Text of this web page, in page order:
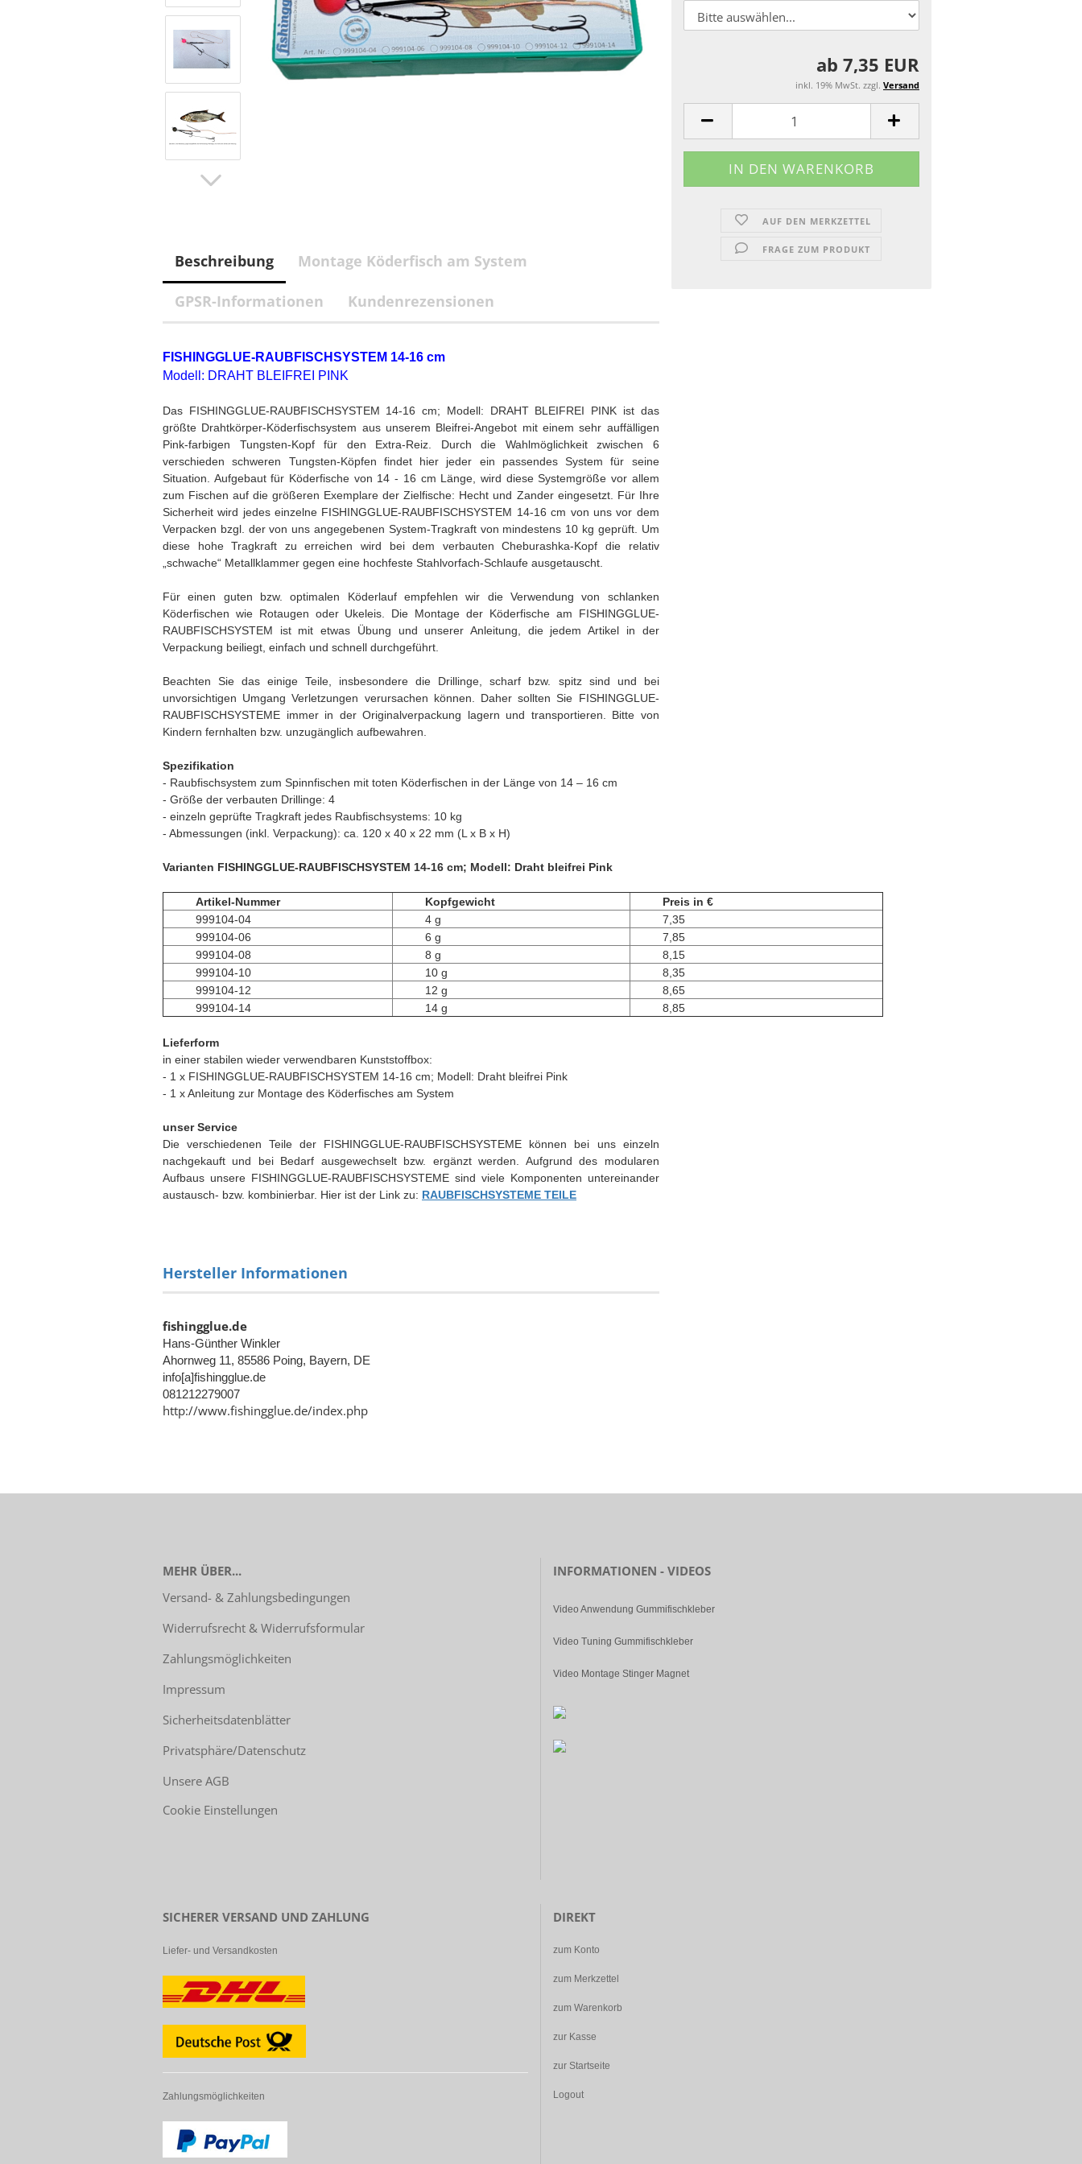
ab 7,35 EUR
inkl. 19% MwSt. zzgl. Versand
AUF DEN MERKZETTEL
FRAGE ZUM PRODUKT
Beschreibung Montage Köderfisch am System
GPSR-Informationen Kundenrezensionen
FISHINGGLUE-RAUBFISCHSYSTEM 14-16 cm
Modell: DRAHT BLEIFREI PINK
Das FISHINGGLUE-RAUBFISCHSYSTEM 14-16 cm; Modell: DRAHT BLEIFREI PINK ist das
größte Drahtkörper-Köderfischsystem aus unserem Bleifrei-Angebot mit einem sehr auffälligen
Pink-farbigen Tungsten-Kopf für den Extra-Reiz. Durch die Wahlmöglichkeit zwischen 6
verschieden schweren Tungsten-Köpfen findet hier jeder ein passendes System für seine
Situation. Aufgebaut für Köderfische von 14 - 16 cm Länge, wird diese Systemgröße vor allem
zum Fischen auf die größeren Exemplare der Zielfische: Hecht und Zander eingesetzt. Für Ihre
Sicherheit wird jedes einzelne FISHINGGLUE-RAUBFISCHSYSTEM 14-16 cm von uns vor dem
Verpacken bzgl. der von uns angegebenen System-Tragkraft von mindestens 10 kg geprüft. Um
diese hohe Tragkraft zu erreichen wird bei dem verbauten Cheburashka-Kopf die relativ
„schwache“ Metallklammer gegen eine hochfeste Stahlvorfach-Schlaufe ausgetauscht.
Für einen guten bzw. optimalen Köderlauf empfehlen wir die Verwendung von schlanken
Köderfischen wie Rotaugen oder Ukeleis. Die Montage der Köderfische am FISHINGGLUE-
RAUBFISCHSYSTEM ist mit etwas Übung und unserer Anleitung, die jedem Artikel in der
Verpackung beiliegt, einfach und schnell durchgeführt.
Beachten Sie das einige Teile, insbesondere die Drillinge, scharf bzw. spitz sind und bei
unvorsichtigen Umgang Verletzungen verursachen können. Daher sollten Sie FISHINGGLUE-
RAUBFISCHSYSTEME immer in der Originalverpackung lagern und transportieren. Bitte von
Kindern fernhalten bzw. unzugänglich aufbewahren.
Spezifikation
- Raubfischsystem zum Spinnfischen mit toten Köderfischen in der Länge von 14 – 16 cm
- Größe der verbauten Drillinge: 4
- einzeln geprüfte Tragkraft jedes Raubfischsystems: 10 kg
- Abmessungen (inkl. Verpackung): ca. 120 x 40 x 22 mm (L x B x H)
Varianten FISHINGGLUE-RAUBFISCHSYSTEM 14-16 cm; Modell: Draht bleifrei Pink
Artikel-Nummer Kopfgewicht
Preis in €
999104-04
4 g
7,35
999104-06
6 g
7,85
999104-08
8 g
8,15
999104-10
10 g
8,35
999104-12
12 g
8,65
999104-14
14 g 8,85
Lieferform
in einer stabilen wieder verwendbaren Kunststoffbox:
- 1 x FISHINGGLUE-RAUBFISCHSYSTEM 14-16 cm; Modell: Draht bleifrei Pink
- 1 x Anleitung zur Montage des Köderfisches am System
unser Service
Die verschiedenen Teile der FISHINGGLUE-RAUBFISCHSYSTEME können bei uns einzeln
nachgekauft und bei Bedarf ausgewechselt bzw. ergänzt werden. Aufgrund des modularen
Aufbaus unsere FISHINGGLUE-RAUBFISCHSYSTEME sind viele Komponenten untereinander
austausch- bzw. kombinierbar. Hier ist der Link zu: RAUBFISCHSYSTEME TEILE
Hersteller Informationen
fishingglue.de
Hans-Günther Winkler
Ahornweg 11, 85586 Poing, Bayern, DE
info[a]fishingglue.de
081212279007
http://www.fishingglue.de/index.php
MEHR ÜBER...
Versand- & Zahlungsbedingungen
Widerrufsrecht & Widerrufsformular
Zahlungsmöglichkeiten
Impressum
Sicherheitsdatenblätter
Privatsphäre/Datenschutz
Unsere AGB
Cookie Einstellungen
INFORMATIONEN - VIDEOS
Video Anwendung Gummifischkleber
Video Tuning Gummifischkleber
Video Montage Stinger Magnet
SICHERER VERSAND UND ZAHLUNG
Liefer- und Versandkosten
Zahlungsmöglichkeiten
DIREKT
zum Konto
zum Merkzettel
zum Warenkorb
zur Kasse
zur Startseite
Logout